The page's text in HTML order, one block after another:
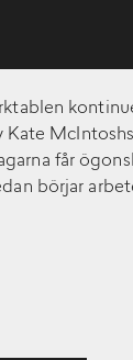
får
börjar